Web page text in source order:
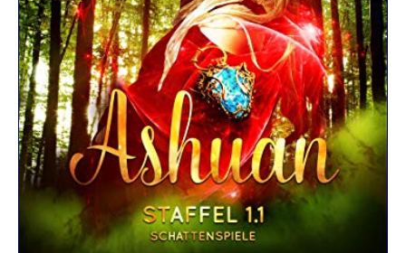
–
D
E
R
F